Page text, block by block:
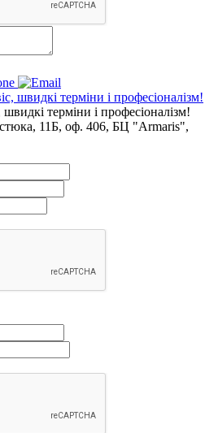
терміни і професіоналізм!
11Б, оф. 406, БЦ "Armaris",